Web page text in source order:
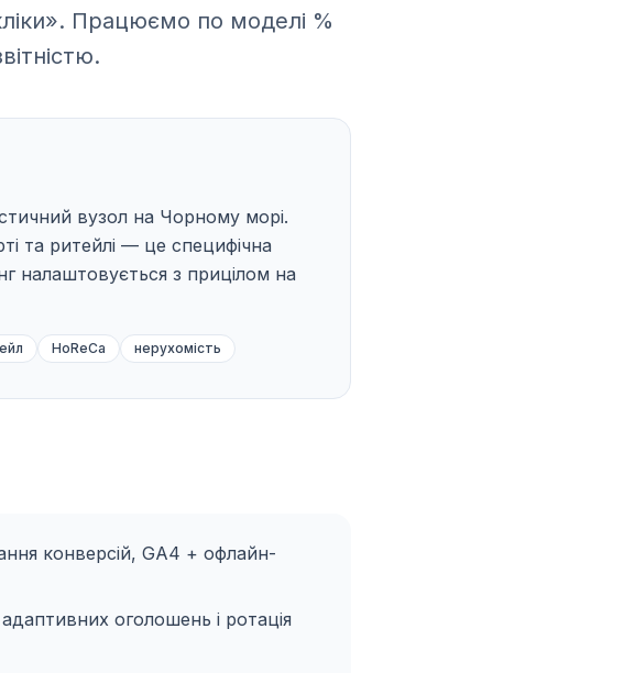
Працюємо по моделі %
вузол на Чорному морі.
та ритейлі — це специфічна
налаштовується з прицілом на
HoReCa нерухомість
конверсій, GA4 + офлайн-
оголошень і ротація